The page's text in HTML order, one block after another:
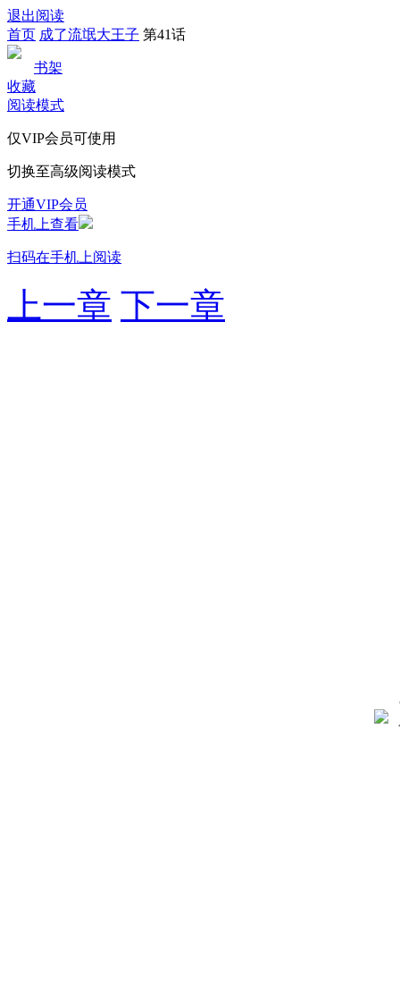
退出阅读
首页 成了流氓大王子 第41话
书架
收藏
阅读模式
仅VIP会员可使用
切换至高级阅读模式
开通VIP会员
手机上查看
扫码在手机上阅读
上一章 下一章